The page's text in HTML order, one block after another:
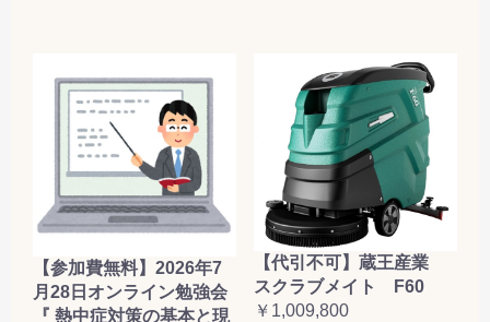
【参加費無料】2026年7
月28日オンライン勉強会
『 熱中症対策の基本と現
【代引不可】蔵王産業
スクラブメイト F60
￥1,009,800